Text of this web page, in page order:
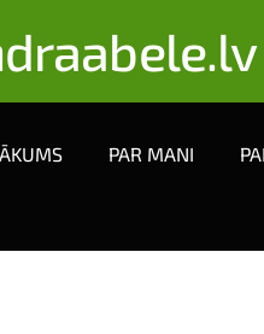
PAR MANI